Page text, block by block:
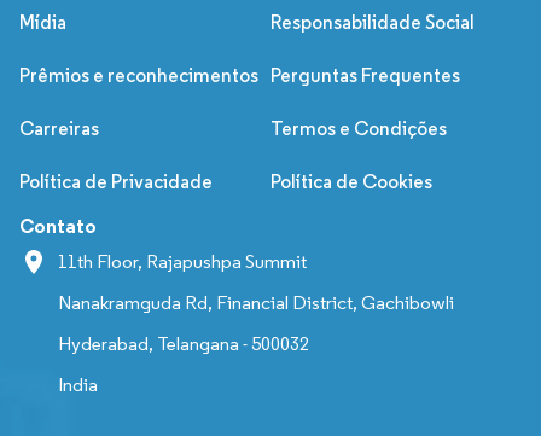
Mídia Responsabilidade Social
Prêmios e reconhecimentos Perguntas Frequentes
Carreiras Termos e Condições
Política de Privacidade Política de Cookies
Contato
11th Floor, Rajapushpa Summit
Nanakramguda Rd, Financial District, Gachibowli
Hyderabad, Telangana - 500032
India